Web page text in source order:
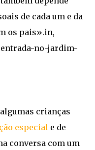
de cada um e da
os pais».in,
no-jardim-
crianças
especial e de
conversa com um